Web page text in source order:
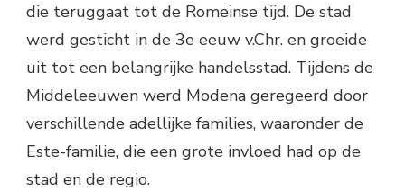
die teruggaat tot de Romeinse tijd. De stad
werd gesticht in de 3e eeuw v.Chr. en groeide
uit tot een belangrijke handelsstad. Tijdens de
Middeleeuwen werd Modena geregeerd door
verschillende adellijke families, waaronder de
Este-familie, die een grote invloed had op de
stad en de regio.